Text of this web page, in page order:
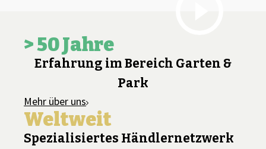
> 50 Jahre
Erfahrung im Bereich Garten &
Park
Mehr über uns
Weltweit
Spezialisiertes Händlernetzwerk